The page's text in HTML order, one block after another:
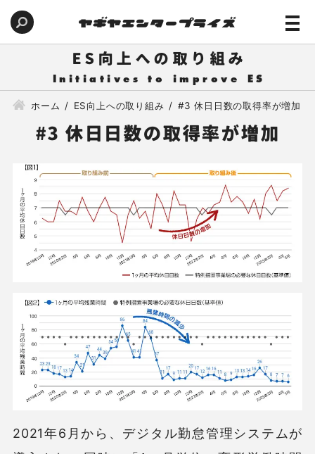
ES向上への取り組み
ホーム ES向上への取り組み #3 休日日数の取得率が増加
#3 休日日数の取得率が増加
2021年6月から、デジタル勤怠管理システムが